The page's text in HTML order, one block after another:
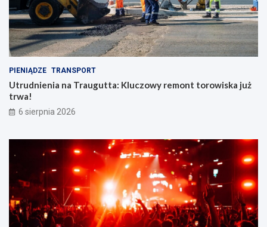
PIENIĄDZE TRANSPORT
Utrudnienia na Traugutta: Kluczowy remont torowiska już
trwa!
6 sierpnia 2026